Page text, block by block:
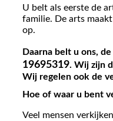
U belt als eerste de
familie. De arts
op.
Daarna belt u ons,
19695319. Wij zijn
Wij regelen ook de
Hoe of waar u bent
Veel mensen